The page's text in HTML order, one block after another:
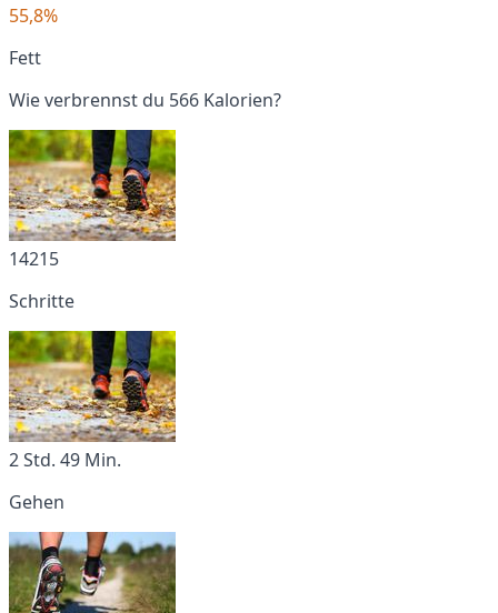
55,8%
Fett
Wie verbrennst du 566 Kalorien?
14215
Schritte
2 Std. 49 Min.
Gehen